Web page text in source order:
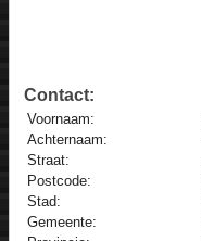
Contact:
Voornaam:
Achternaam:
Straat:
Postcode:
Stad:
Gemeente: